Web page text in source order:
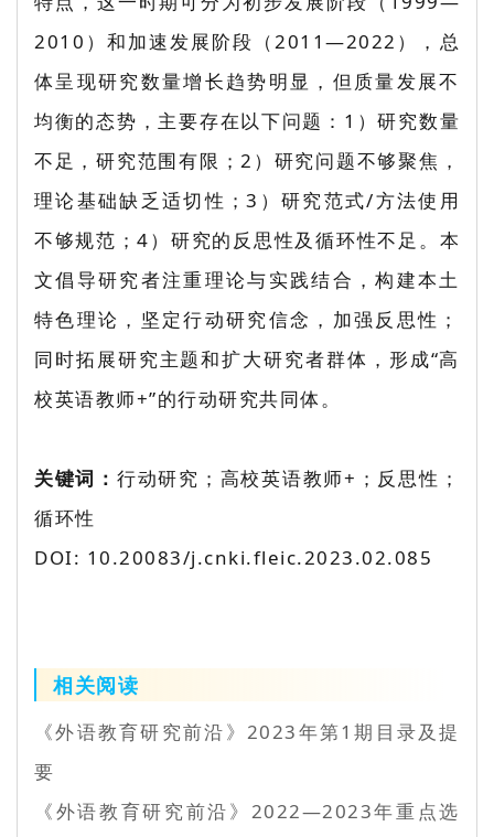
2010）和加速发展阶段（2011—2022），总
体呈现研究数量增长趋势明显，但质量发展不
均衡的态势，主要存在以下问题：1）研究数量
不足，研究范围有限；2）研究问题不够聚焦，
理论基础缺乏适切性；3）研究范式/方法使用
不够规范；4）研究的反思性及循环性不足。本
文倡导研究者注重理论与实践结合，构建本土
特色理论，坚定行动研究信念，加强反思性；
同时拓展研究主题和扩大研究者群体，形成“高
校英语教师+”的行动研究共同体。
关键词： 行动研究；高校英语教师+；反思性；
循环性
DOI: 10.20083/j.cnki.fleic.2023.02.085
相关阅读
《外语教育研究前沿》2023年第1期目录及提
要
《外语教育研究前沿》2022—2023年重点选